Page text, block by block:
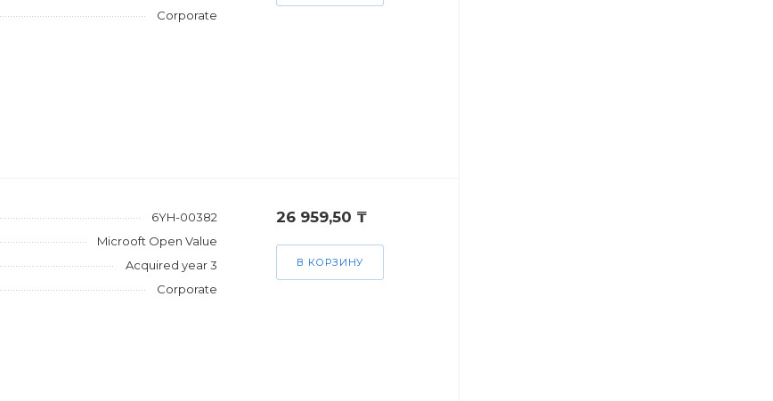
Corporate
6YH-00382
Microoft Open Value
Acquired year 3
Corporate
26 959,50 ₸
В КОРЗИНУ